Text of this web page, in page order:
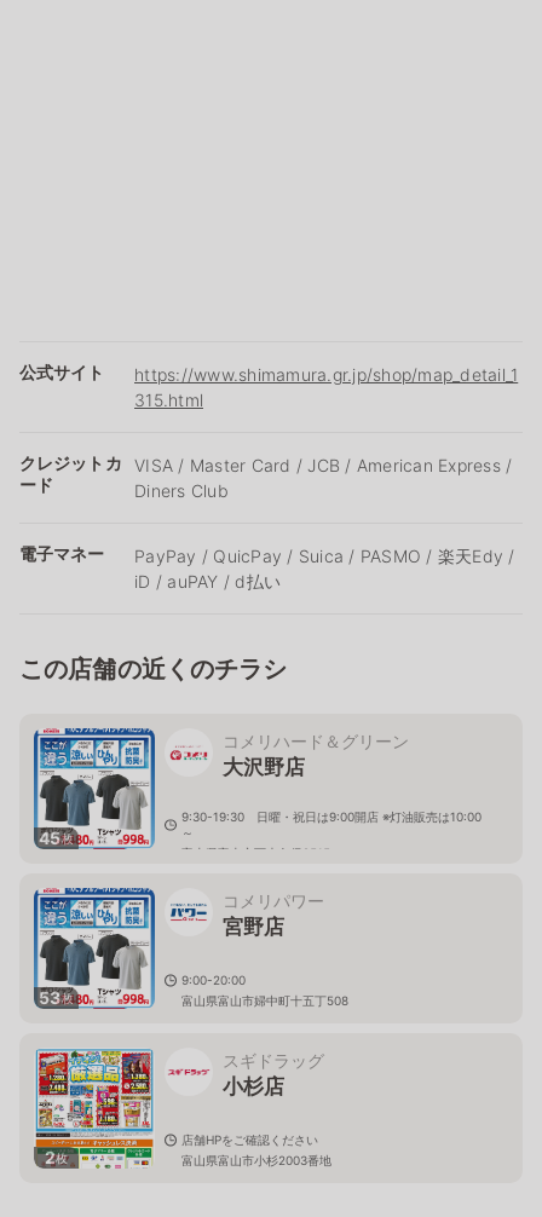
公式サイト
https://www.shimamura.gr.jp/shop/map_detail_1
315.html
クレジットカ
ード
VISA / Master Card / JCB / American Express /
Diners Club
電子マネー
PayPay / QuicPay / Suica / PASMO / 楽天Edy /
iD / auPAY / d払い
この店舗の近くのチラシ
45枚
コメリハード＆グリーン
大沢野店
9:30-19:30 日曜・祝日は9:00開店 ※灯油販売は10:00
～
富山県富山市下大久保2515
53枚
コメリパワー
宮野店
9:00-20:00
富山県富山市婦中町十五丁508
2枚
スギドラッグ
小杉店
店舗HPをご確認ください
富山県富山市小杉2003番地